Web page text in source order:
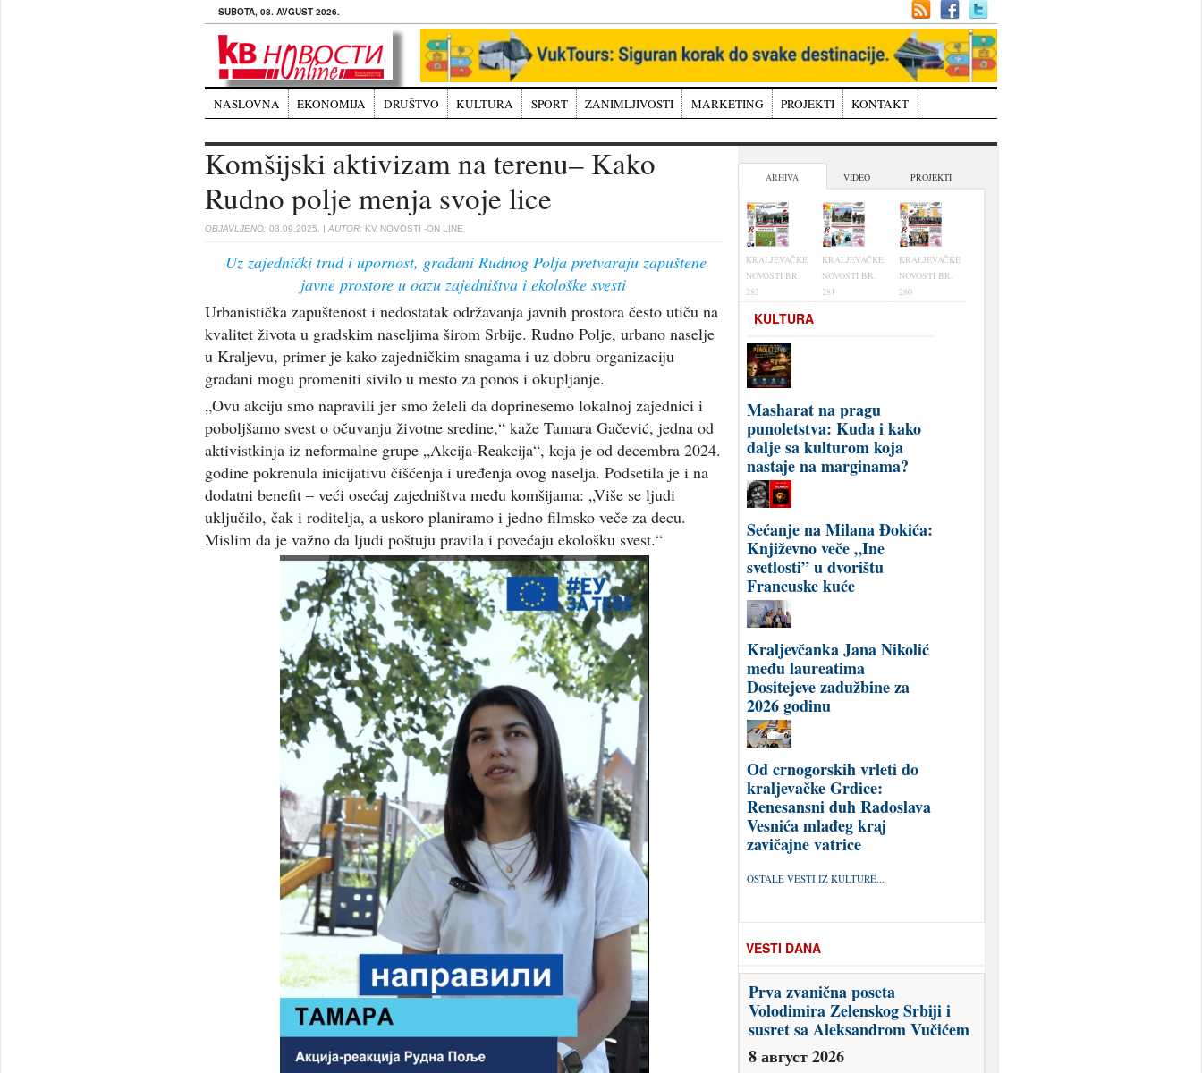
SUBOTA, 08. AVGUST 2026.
NASLOVNA EKONOMIJA DRUŠTVO KULTURA SPORT ZANIMLJIVOSTI MARKETING PROJEKTI KONTAKT
Komšijski aktivizam na terenu– Kako
Rudno polje menja svoje lice
OBJAVLJENO: 03.09.2025. | AUTOR: KV NOVOSTI -ON LINE
Uz zajednički trud i upornost, građani Rudnog Polja pretvaraju zapuštene
javne prostore u oazu zajedništva i ekološke svesti
Urbanistička zapuštenost i nedostatak održavanja javnih prostora često utiču na
kvalitet života u gradskim naseljima širom Srbije. Rudno Polje, urbano naselje
u Kraljevu, primer je kako zajedničkim snagama i uz dobru organizaciju
građani mogu promeniti sivilo u mesto za ponos i okupljanje.
„Ovu akciju smo napravili jer smo želeli da doprinesemo lokalnoj zajednici i
poboljšamo svest o očuvanju životne sredine,“ kaže Tamara Gačević, jedna od
aktivistkinja iz neformalne grupe „Akcija-Reakcija“, koja je od decembra 2024.
godine pokrenula inicijativu čišćenja i uređenja ovog naselja. Podsetila je i na
dodatni benefit – veći osećaj zajedništva među komšijama: „Više se ljudi
uključilo, čak i roditelja, a uskoro planiramo i jedno filmsko veče za decu.
Mislim da je važno da ljudi poštuju pravila i povećaju ekološku svest.“
ARHIVA VIDEO PROJEKTI
KRALJEVAČKE
NOVOSTI BR.
282
KRALJEVAČKE
NOVOSTI BR.
281
KRALJEVAČKE
NOVOSTI BR.
280
KULTURA
Masharat na pragu
punoletstva: Kuda i kako
dalje sa kulturom koja
nastaje na marginama?
Sećanje na Milana Đokića:
Književno veče „Ine
svetlosti” u dvorištu
Francuske kuće
Kraljevčanka Jana Nikolić
među laureatima
Dositejeve zadužbine za
2026 godinu
Od crnogorskih vrleti do
kraljevačke Grdice:
Renesansni duh Radoslava
Vesnića mlađeg kraj
zavičajne vatrice
OSTALE VESTI IZ KULTURE...
VESTI DANA
Prva zvanična poseta
Volodimira Zelenskog Srbiji i
susret sa Aleksandrom Vučićem
8 август 2026